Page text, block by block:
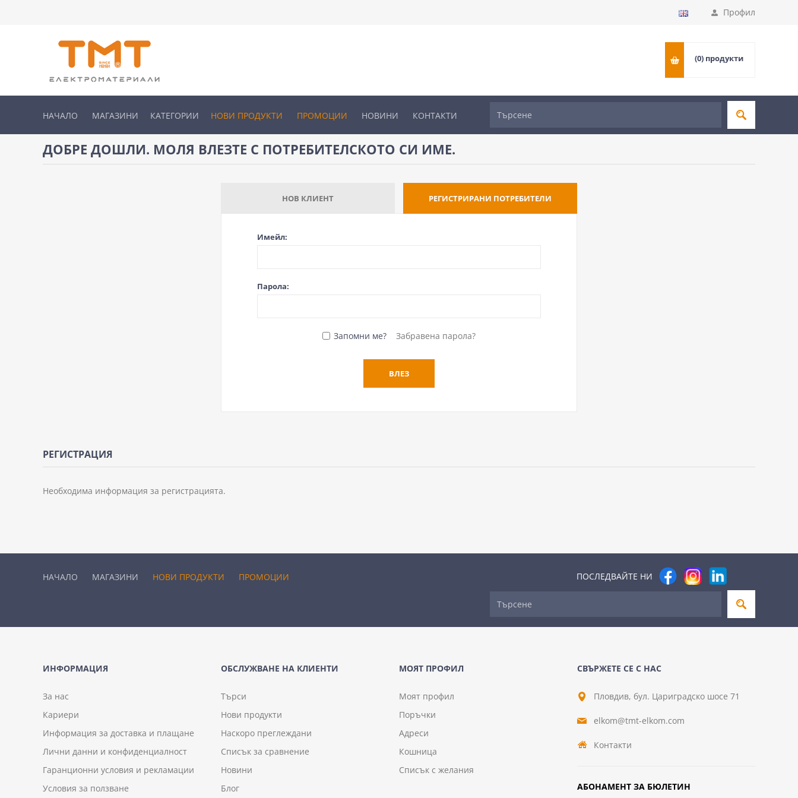
Профил
(0) продукти
НАЧАЛО МАГАЗИНИ КАТЕГОРИИ НОВИ ПРОДУКТИ ПРОМОЦИИ НОВИНИ КОНТАКТИ
ДОБРЕ ДОШЛИ. МОЛЯ ВЛЕЗТЕ С ПОТРЕБИТЕЛСКОТО СИ ИМЕ.
НОВ КЛИЕНТ РЕГИСТРИРАНИ ПОТРЕБИТЕЛИ
Имейл:
Парола:
Запомни ме? Забравена парола?
РЕГИСТРАЦИЯ
Необходима информация за регистрацията.
ПОСЛЕДВАЙТЕ НИ
НАЧАЛО МАГАЗИНИ НОВИ ПРОДУКТИ ПРОМОЦИИ
ИНФОРМАЦИЯ
За нас
Кариери
Информация за доставка и плащане
Лични данни и конфиденциалност
Гаранционни условия и рекламации
Условия за ползване
ОБСЛУЖВАНЕ НА КЛИЕНТИ
Търси
Нови продукти
Наскоро преглеждани
Списък за сравнение
Новини
Блог
МОЯТ ПРОФИЛ
Моят профил
Поръчки
Адреси
Кошница
Списък с желания
СВЪРЖЕТЕ СЕ С НАС
Пловдив, бул. Цариградско шосе 71
elkom@tmt-elkom.com
Контакти
АБОНАМЕНТ ЗА БЮЛЕТИН